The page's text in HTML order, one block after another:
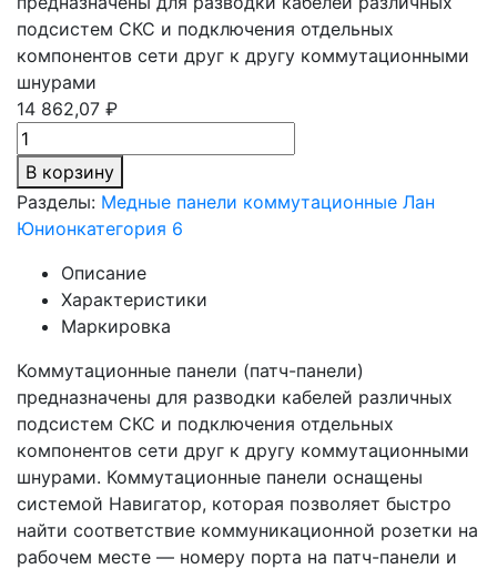
подсистем СКС и подключения отдельных
компонентов сети друг к другу коммутационными
шнурами
14 862,07 ₽
В корзину
Разделы: Медные панели коммутационные Лан
Юнионкатегория 6
Описание
Характеристики
Маркировка
Коммутационные панели (патч-панели)
предназначены для разводки кабелей различных
подсистем СКС и подключения отдельных
компонентов сети друг к другу коммутационными
шнурами. Коммутационные панели оснащены
системой Навигатор, которая позволяет быстро
найти соответствие коммуникационной розетки на
рабочем месте — номеру порта на патч-панели и